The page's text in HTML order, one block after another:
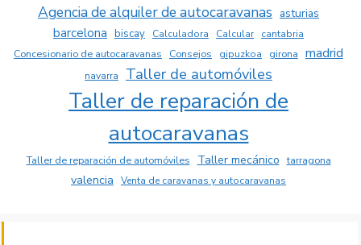
Agencia de alquiler de autocaravanas asturias
barcelona biscay Calculadora Calcular cantabria
Concesionario de autocaravanas Consejos gipuzkoa girona madrid
navarra Taller de automóviles
Taller de reparación de
autocaravanas
Taller de reparación de automóviles Taller mecánico tarragona
valencia Venta de caravanas y autocaravanas